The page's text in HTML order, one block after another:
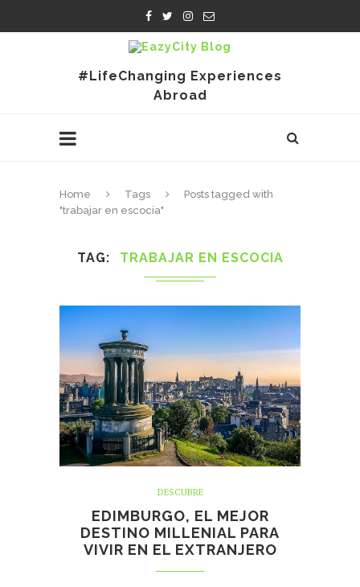
#LifeChanging Experiences
Abroad
Home Tags
Posts tagged with
"trabajar en escocia"
TAG TRABAJAR EN ESCOCIA
DESCUBRE
EDIMBURGO, EL MEJOR
DESTINO MILLENIAL PARA
VIVIR EN EL EXTRANJERO